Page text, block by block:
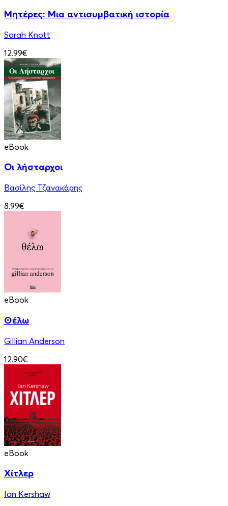
Μητέρες: Μια αντισυμβατική ιστορία
Sarah Knott
12.99€
eBook
Οι λήσταρχοι
Βασίλης Τζανακάρης
8.99€
eBook
Θέλω
Gillian Anderson
12.90€
eBook
Χίτλερ
Ian Kershaw